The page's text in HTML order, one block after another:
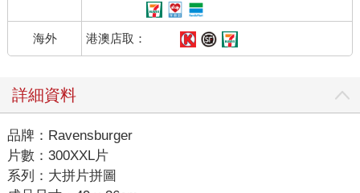
海外 港澳店取：
詳細資料
品牌：Ravensburger
片數：300XXL片
系列：大拼片拼圖